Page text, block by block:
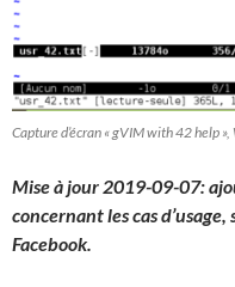
Capture d’écran « gVIM with 42 help
Mise à jour 2019-09-07:
concernant les cas
Facebook.